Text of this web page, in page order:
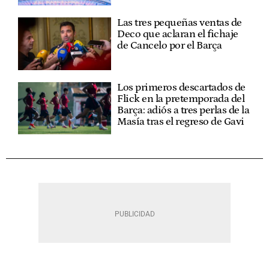
Las tres pequeñas ventas de
Deco que aclaran el fichaje
de Cancelo por el Barça
Los primeros descartados de
Flick en la pretemporada del
Barça: adiós a tres perlas de la
Masía tras el regreso de Gavi